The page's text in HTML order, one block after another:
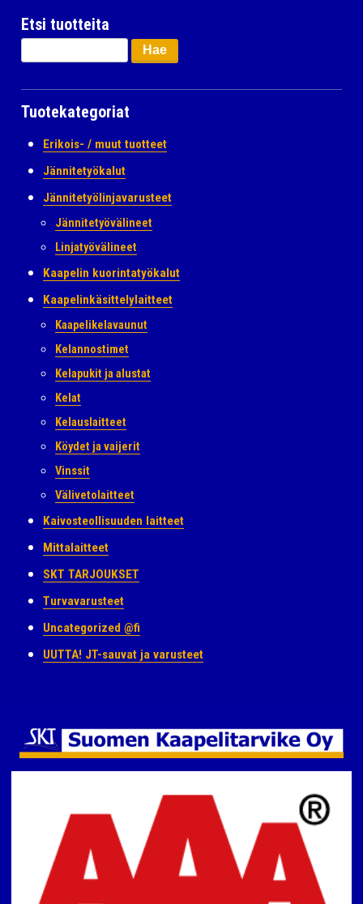
Etsi tuotteita
Tuotekategoriat
Erikois- / muut tuotteet
Jännitetyökalut
Jännitetyölinjavarusteet
Jännitetyövälineet
Linjatyövälineet
Kaapelin kuorintatyökalut
Kaapelinkäsittelylaitteet
Kaapelikelavaunut
Kelannostimet
Kelapukit ja alustat
Kelat
Kelauslaitteet
Köydet ja vaijerit
Vinssit
Välivetolaitteet
Kaivosteollisuuden laitteet
Mittalaitteet
SKT TARJOUKSET
Turvavarusteet
Uncategorized @fi
UUTTA! JT-sauvat ja varusteet